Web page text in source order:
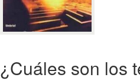
¿Cuáles son los